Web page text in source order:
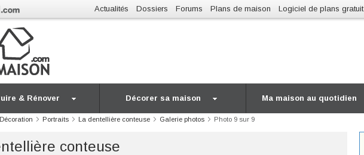
Actualités Dossiers Forums Plans de maison Logiciel de plans gratuit
& Rénover Décorer sa maison Ma maison au quotidien
Décoration Portraits La dentellière conteuse Galerie photos Photo 9 sur 9
conteuse